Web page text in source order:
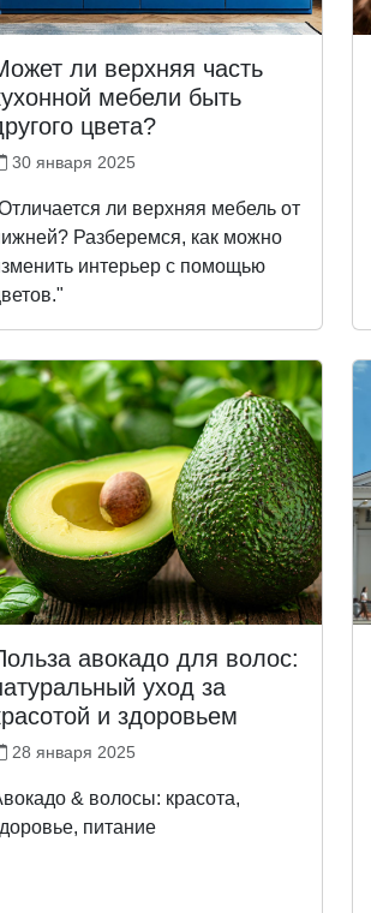
ли верхняя часть
мебели быть
цвета?
30 января 2025
ли верхняя мебель от
Разберемся, как можно
интерьер с помощью
авокадо для волос:
уход за
и здоровьем
28 января 2025
& волосы: красота,
питание